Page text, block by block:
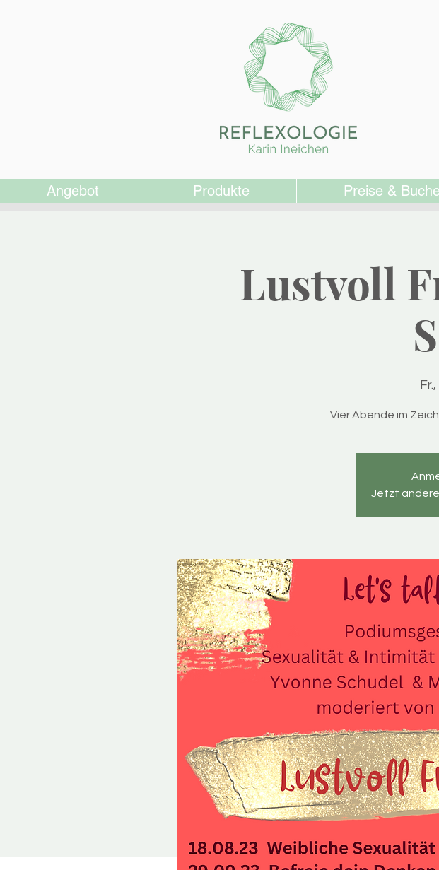
Angebot Produkte Preise &
Lustvoll
Vier Abende im
Jetzt